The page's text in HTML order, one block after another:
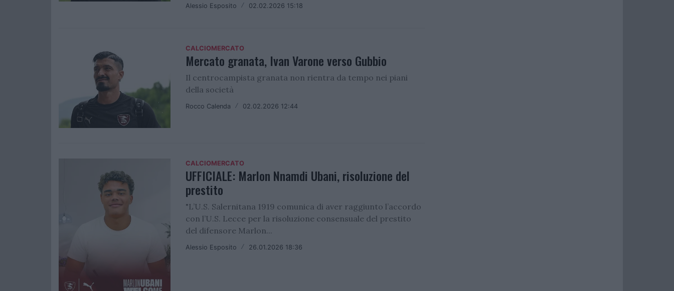
Alessio Esposito / 02.02.2026 15:18
CALCIOMERCATO
Mercato granata, Ivan Varone verso Gubbio
Il centrocampista granata non rientra da tempo nei piani
della società
Rocco Calenda / 02.02.2026 12:44
CALCIOMERCATO
UFFICIALE: Marlon Nnamdi Ubani, risoluzione del
prestito
"L’U.S. Salernitana 1919 comunica di aver raggiunto l’accordo
con l’U.S. Lecce per la risoluzione consensuale del prestito
del difensore Marlon...
Alessio Esposito / 26.01.2026 18:36